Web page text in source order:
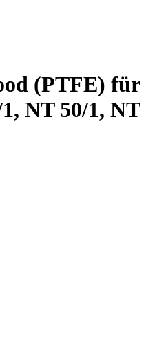
(PTFE) für
NT 50/1, NT